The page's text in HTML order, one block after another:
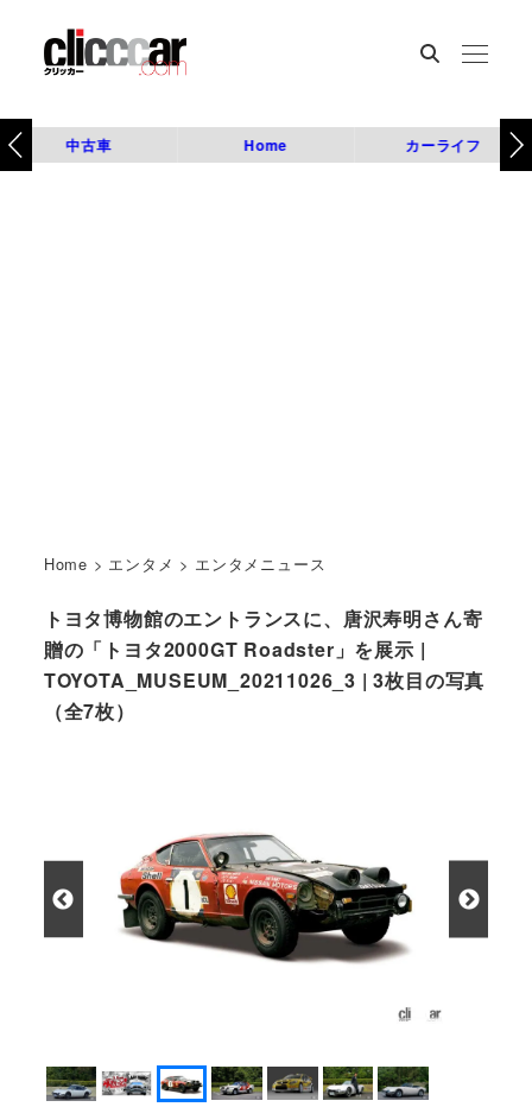
中古車 Home カーライフ
Home > エンタメ > エンタメニュース
トヨタ博物館のエントランスに、唐沢寿明さん寄
贈の「トヨタ2000GT Roadster」を展示 |
TOYOTA_MUSEUM_20211026_3 | 3枚目の写真
（全7枚）